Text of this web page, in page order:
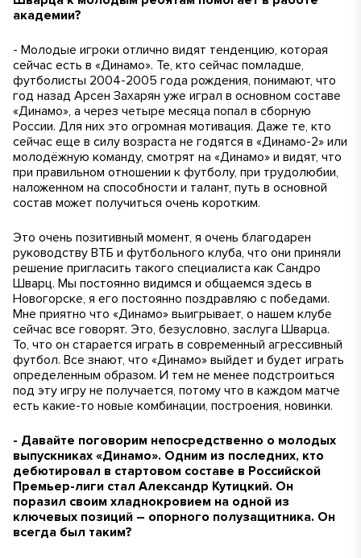
академии?
- Молодые игроки отлично видят тенденцию, которая
сейчас есть в «Динамо». Те, кто сейчас помладше,
футболисты 2004-2005 года рождения, понимают, что
год назад Арсен Захарян уже играл в основном составе
«Динамо», а через четыре месяца попал в сборную
России. Для них это огромная мотивация. Даже те, кто
сейчас еще в силу возраста не годятся в «Динамо-2» или
молодёжную команду, смотрят на «Динамо» и видят, что
при правильном отношении к футболу, при трудолюбии,
наложенном на способности и талант, путь в основной
состав может получиться очень коротким.
Это очень позитивный момент, я очень благодарен
руководству ВТБ и футбольного клуба, что они приняли
решение пригласить такого специалиста как Сандро
Шварц. Мы постоянно видимся и общаемся здесь в
Новогорске, я его постоянно поздравляю с победами.
Мне приятно что «Динамо» выигрывает, о нашем клубе
сейчас все говорят. Это, безусловно, заслуга Шварца.
То, что он старается играть в современный агрессивный
футбол. Все знают, что «Динамо» выйдет и будет играть
определенным образом. И тем не менее подстроиться
под эту игру не получается, потому что в каждом матче
есть какие-то новые комбинации, построения, новинки.
- Давайте поговорим непосредственно о молодых
выпускниках «Динамо». Одним из последних, кто
дебютировал в стартовом составе в Российской
Премьер-лиги стал Александр Кутицкий. Он
поразил своим хладнокровием на одной из
ключевых позиций – опорного полузащитника. Он
всегда был таким?